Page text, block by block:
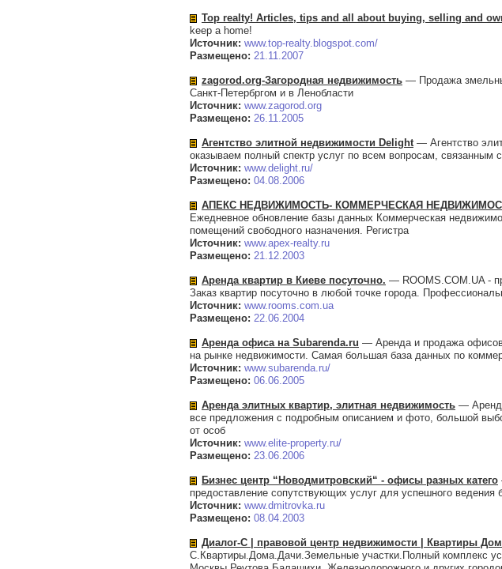
Top realty! Articles, tips and all about buying, selling and
keep a home!
Источник: www.top-realty.blogspot.com/
Размещено: 21.11.2007
zagorod.org-Загородная недвижимость — Продажа
Санкт-Петербргом и в Ленобласти
Источник: www.zagorod.org
Размещено: 26.11.2005
Агентство элитной недвижимости Delight— Агентство
оказываем полный спектр услуг по всем вопросам,
Источник: www.delight.ru/
Размещено: 04.08.2006
АПЕКС НЕДВИЖИМОСТЬ- КОММЕРЧЕСКАЯ
Ежедневное обновление базы данных Коммерческая
помещений свободного назначения. Регистра
Источник: www.apex-realty.ru
Размещено: 21.12.2003
Аренда квартир в Киеве посуточно. — ROOMS.COM.UA -
Заказ квартир посуточно в любой точке города.
Источник: www.rooms.com.ua
Размещено: 22.06.2004
Аренда офиса на Subarenda.ru — Аренда и продажа
на рынке недвижимости. Самая большая база данных по
Источник: www.subarenda.ru/
Размещено: 06.06.2005
Аренда элитных квартир, элитная недвижимость —
все предложения с подробным описанием и фото, большой
от особ
Источник: www.elite-property.ru/
Размещено: 23.06.2006
Бизнес центр “Новодмитровский“ - офисы разных катего
предоставление сопутствующих услуг для успешного ведения
Источник: www.dmitrovka.ru
Размещено: 08.04.2003
Диалог-С | правовой центр недвижимости | Квартиры
С.Квартиры.Дома.Дачи.Земельные участки.Полный комплекс